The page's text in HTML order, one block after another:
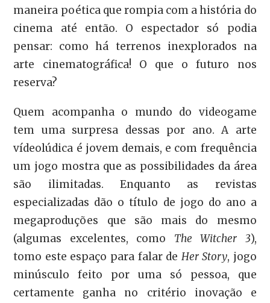
maneira poética que rompia com a história do
cinema até então. O espectador só podia
pensar: como há terrenos inexplorados na
arte cinematográfica! O que o futuro nos
reserva?
Quem acompanha o mundo do videogame
tem uma surpresa dessas por ano. A arte
vídeolúdica é jovem demais, e com frequência
um jogo mostra que as possibilidades da área
são ilimitadas. Enquanto as revistas
especializadas dão o título de jogo do ano a
megaproduções que são mais do mesmo
(algumas excelentes, como The Witcher 3),
tomo este espaço para falar de Her Story, jogo
minúsculo feito por uma só pessoa, que
certamente ganha no critério inovação e